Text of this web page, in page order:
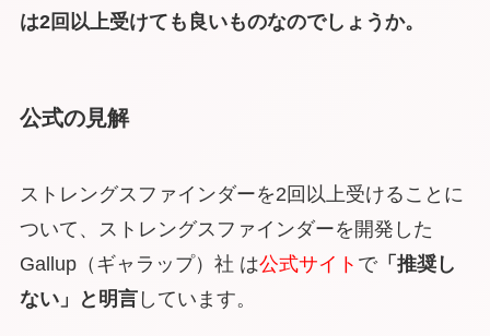
は2回以上受けても良いものなのでしょうか。
公式の見解
ストレングスファインダーを2回以上受けることに
ついて、ストレングスファインダーを開発した
Gallup（ギャラップ）社 は公式サイト で「推奨し
ない」と明言しています。